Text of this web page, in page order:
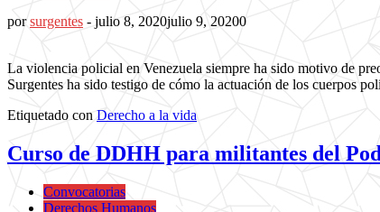
porsurgentes - julio 8, 2020julio 9, 20200
La violencia policial en Venezuela siempre ha sido motivo de
Surgentes ha sido testigo de cómo la actuación de los cuerpos
Etiquetado con Derecho a la vida
Curso de DDHH para militantes del
Convocatorias
Derechos Humanos